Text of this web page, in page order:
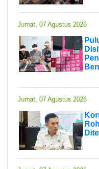
Jumat, 07 Agustus 2026
Jumat, 07 Agustus 2026